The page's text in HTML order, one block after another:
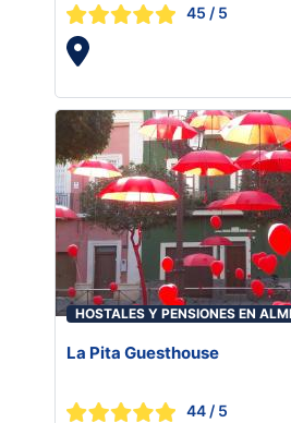
45 / 5
HOSTALES Y PENSIONES EN
La Pita Guesthouse
44 / 5